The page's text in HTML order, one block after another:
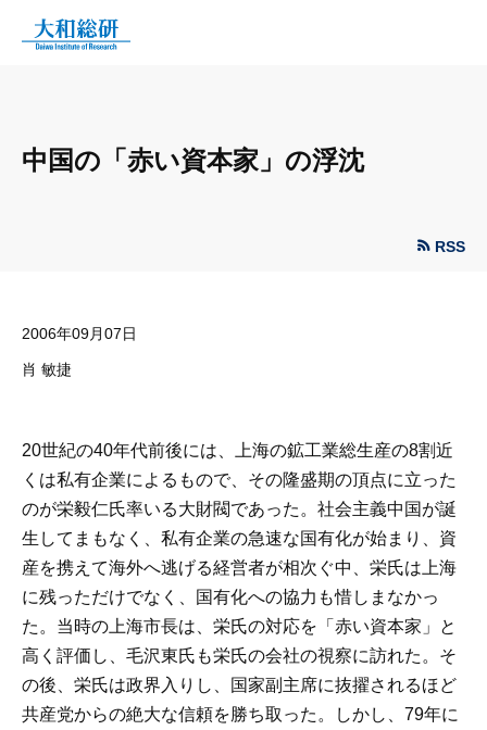
中国の「赤い資本家」の浮沈
RSS
2006年09月07日
肖 敏捷
20世紀の40年代前後には、上海の鉱工業総生産の8割近
くは私有企業によるもので、その隆盛期の頂点に立った
のが栄毅仁氏率いる大財閥であった。社会主義中国が誕
生してまもなく、私有企業の急速な国有化が始まり、資
産を携えて海外へ逃げる経営者が相次ぐ中、栄氏は上海
に残っただけでなく、国有化への協力も惜しまなかっ
た。当時の上海市長は、栄氏の対応を「赤い資本家」と
高く評価し、毛沢東氏も栄氏の会社の視察に訪れた。そ
の後、栄氏は政界入りし、国家副主席に抜擢されるほど
共産党からの絶大な信頼を勝ち取った。しかし、79年に